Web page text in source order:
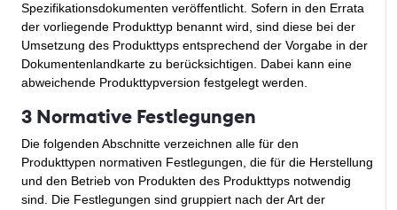
Spezifikationsdokumenten veröffentlicht. Sofern in den Errata
der vorliegende Produkttyp benannt wird, sind diese bei der
Umsetzung des Produkttyps entsprechend der Vorgabe in der
Dokumentenlandkarte zu berücksichtigen. Dabei kann eine
abweichende Produkttypversion festgelegt werden.
3 Normative Festlegungen
Die folgenden Abschnitte verzeichnen alle für den
Produkttypen normativen Festlegungen, die für die Herstellung
und den Betrieb von Produkten des Produkttyps notwendig
sind. Die Festlegungen sind gruppiert nach der Art der